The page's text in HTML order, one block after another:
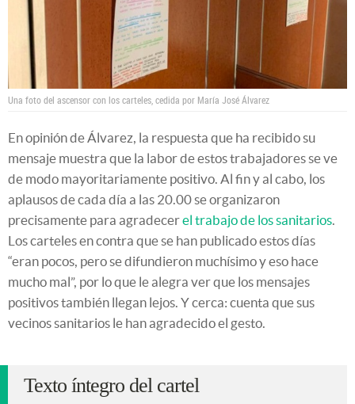
Una foto del ascensor con los carteles, cedida por María José Álvarez
En opinión de Álvarez, la respuesta que ha recibido su
mensaje muestra que la labor de estos trabajadores se ve
de modo mayoritariamente positivo. Al fin y al cabo, los
aplausos de cada día a las 20.00 se organizaron
precisamente para agradecerel trabajo de los sanitarios.
Los carteles en contra que se han publicado estos días
“eran pocos, pero se difundieron muchísimo y eso hace
mucho mal”, por lo que le alegra ver que los mensajes
positivos también llegan lejos. Y cerca: cuenta que sus
vecinos sanitarios le han agradecido el gesto.
Texto íntegro del cartel